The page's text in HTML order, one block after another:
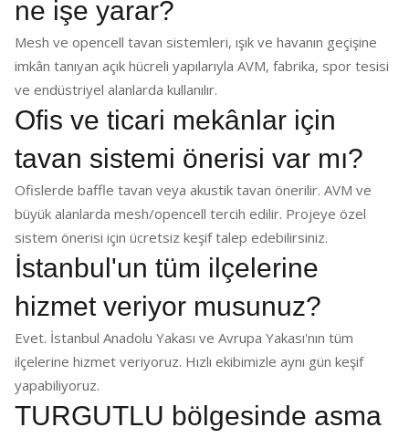
ne işe yarar?
Mesh ve opencell tavan sistemleri, ışık ve havanın geçişine
imkân tanıyan açık hücreli yapılarıyla AVM, fabrika, spor tesisi
ve endüstriyel alanlarda kullanılır.
Ofis ve ticari mekânlar için
tavan sistemi önerisi var mı?
Ofislerde baffle tavan veya akustik tavan önerilir. AVM ve
büyük alanlarda mesh/opencell tercih edilir. Projeye özel
sistem önerisi için ücretsiz keşif talep edebilirsiniz.
İstanbul'un tüm ilçelerine
hizmet veriyor musunuz?
Evet. İstanbul Anadolu Yakası ve Avrupa Yakası'nın tüm
ilçelerine hizmet veriyoruz. Hızlı ekibimizle aynı gün keşif
yapabiliyoruz.
TURGUTLU bölgesinde asma